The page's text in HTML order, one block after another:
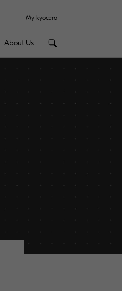
My kyocera
About Us